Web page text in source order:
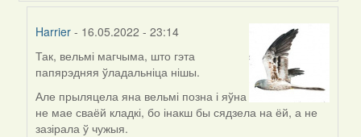
Harrier - 16.05.2022 - 23:14
In
reply
to
by
ZNR
Так, вельмі магчыма, што гэта
папярэдняя ўладальніца нішы.
Але прыляцела яна вельмі позна і яўна
не мае сваёй кладкі, бо інакш бы сядзела на ёй, а не
зазірала ў чужыя.